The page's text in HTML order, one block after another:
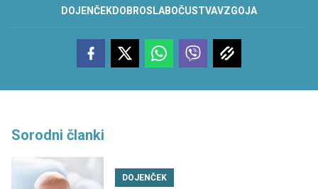
DOJENČEKDOBROSLABOČUSTVAVZGOJA
Sorodni članki
DOJENČEK